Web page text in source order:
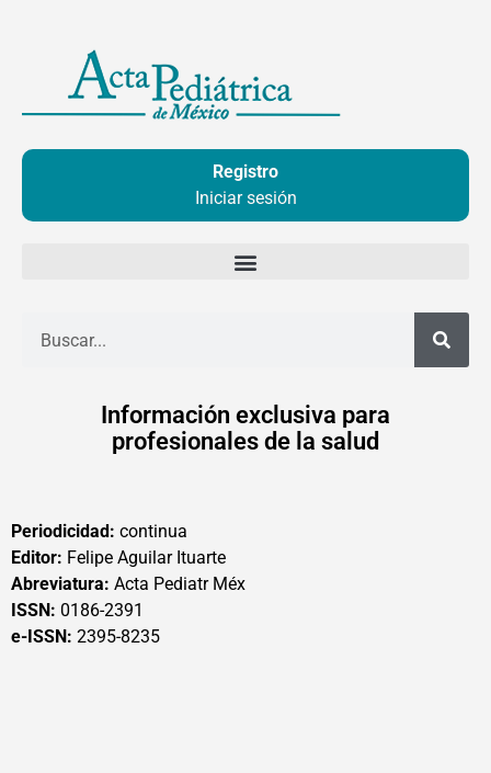
contenido
Registro
Iniciar sesión
Información exclusiva para
profesionales de la salud
Periodicidad: continua
Editor: Felipe Aguilar Ituarte
Abreviatura: Acta Pediatr Méx
ISSN: 0186-2391
e-ISSN: 2395-8235